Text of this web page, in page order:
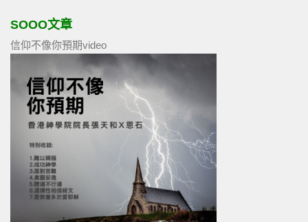
SOOO文章
信仰不像你預期video